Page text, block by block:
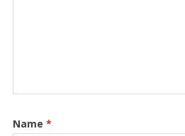
Name *